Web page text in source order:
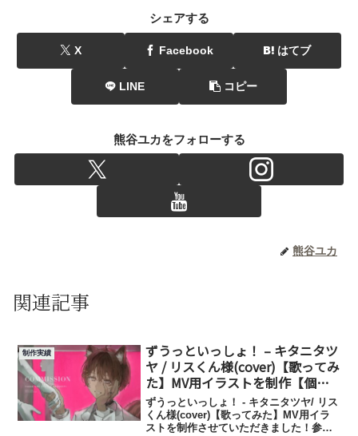
シェアする
X Facebook はてブ
LINE コピー
熊谷ユカをフォローする
熊谷ユカ
関連記事
制作実績
ずうっといっしょ！ – キタニタツ
ヤ / リスくん様(cover)【歌ってみ
た】MV用イラストを制作【個人
様】
ずうっといっしょ！ - キタニタツヤ/ リス
くん様(cover)【歌ってみた】MV用イラ
ストを制作させていただきました！参考